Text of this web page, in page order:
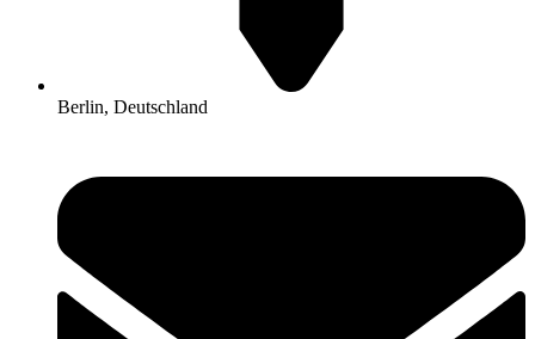
Berlin, Deutschland